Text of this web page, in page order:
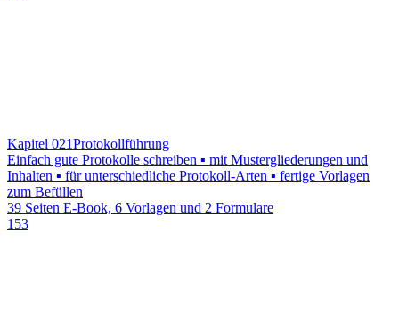
Kapitel 021Protokollführung
Einfach gute Protokolle schreiben ▪ mit Mustergliederungen und
Inhalten ▪ für unterschiedliche Protokoll-Arten ▪ fertige Vorlagen
zum Befüllen
39 Seiten E-Book, 6 Vorlagen und 2 Formulare
153